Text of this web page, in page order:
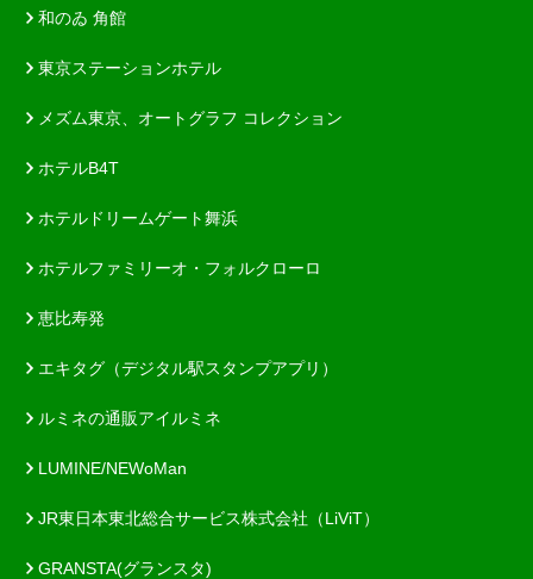
和のゐ 角館
東京ステーションホテル
メズム東京、オートグラフ コレクション
ホテルB4T
ホテルドリームゲート舞浜
ホテルファミリーオ・フォルクローロ
恵比寿発
エキタグ（デジタル駅スタンプアプリ）
ルミネの通販アイルミネ
LUMINE/NEWoMan
JR東日本東北総合サービス株式会社（LiViT）
GRANSTA(グランスタ)